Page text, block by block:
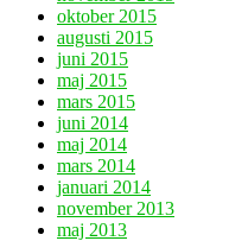
oktober 2015
augusti 2015
juni 2015
maj 2015
mars 2015
juni 2014
maj 2014
mars 2014
januari 2014
november 2013
maj 2013